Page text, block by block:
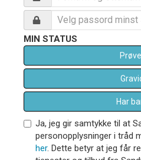
MIN STATUS
Har
Ja, jeg gir samtykke til at
personopplysninger i tråd
her. Dette betyr at jeg får